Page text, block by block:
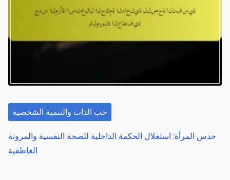
حب الذات والتنمية الشخصية
حدس المرأة: استغلال الحكمة الداخلية للصحة النفسية والمرونة
العاطفية